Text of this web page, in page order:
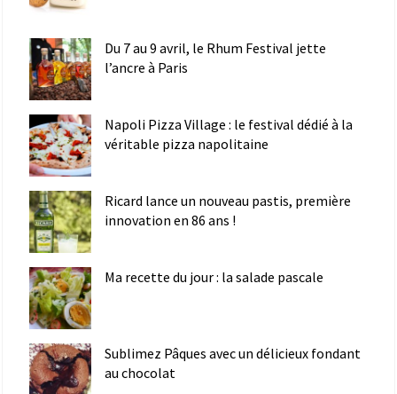
Du 7 au 9 avril, le Rhum Festival jette
l’ancre à Paris
Napoli Pizza Village : le festival dédié à la
véritable pizza napolitaine
Ricard lance un nouveau pastis, première
innovation en 86 ans !
Ma recette du jour : la salade pascale
Sublimez Pâques avec un délicieux fondant
au chocolat